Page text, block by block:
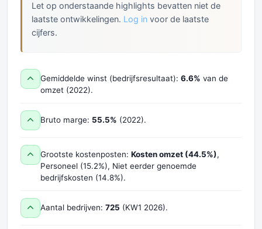
Let op onderstaande highlights bevatten niet de
laatste ontwikkelingen. Log in voor de laatste
cijfers.
Gemiddelde winst (bedrijfsresultaat): 6.6% van de
omzet (2022).
Bruto marge: 55.5% (2022).
Grootste kostenposten: Kosten omzet (44.5%),
Personeel (15.2%), Niet eerder genoemde
bedrijfskosten (14.8%).
Aantal bedrijven: 725 (KW1 2026).